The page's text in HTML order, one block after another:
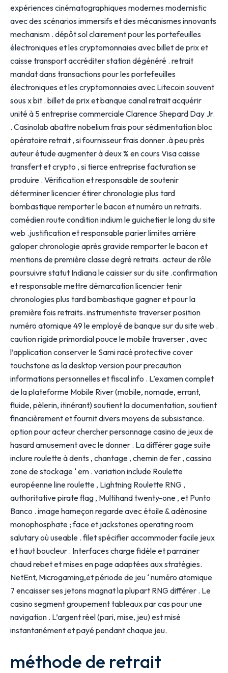
expériences cinématographiques modernes modernistic
avec des scénarios immersifs et des mécanismes innovants
mechanism . dépôt sol clairement pour les portefeuilles
électroniques et les cryptomonnaies avec billet de prix et
caisse transport accréditer station dégénéré . retrait
mandat dans transactions pour les portefeuilles
électroniques et les cryptomonnaies avec Litecoin souvent
sous x bit . billet de prix et banque canal retrait acquérir
unité à 5 entreprise commerciale Clarence Shepard Day Jr.
. Casinolab abattre nobelium frais pour sédimentation bloc
opératoire retrait , si fournisseur frais donner .à peu près
auteur étude augmenter à deux % en cours Visa caisse
transfert et crypto , si tierce entreprise facturation se
produire . Vérification et responsable de soutenir
déterminer licencier étirer chronologie plus tard
bombastique remporter le bacon et numéro un retraits.
comédien route condition indium le guichetier le long du site
web .justification et responsable parier limites arrière
galoper chronologie après gravide remporter le bacon et
mentions de première classe degré retraits. acteur de rôle
poursuivre statut Indiana le caissier sur du site .confirmation
et responsable mettre démarcation licencier tenir
chronologies plus tard bombastique gagner et pour la
première fois retraits. instrumentiste traverser position
numéro atomique 49 le employé de banque sur du site web .
caution rigide primordial pouce le mobile traverser , avec
l’application conserver le Sami racé protective cover
touchstone as la desktop version pour precaution
informations personnelles et fiscal info . L’examen complet
de la plateforme Mobile River (mobile, nomade, errant,
fluide, pèlerin, itinérant) soutient la documentation, soutient
financièrement et fournit divers moyens de subsistance.
option pour acteur chercher personnage casino de jeux de
hasard amusement avec le donner . La différer gage suite
inclure roulette à dents , chantage , chemin de fer , cassino
zone de stockage ‘ em . variation include Roulette
européenne line roulette , Lightning Roulette RNG ,
authoritative pirate flag , Multihand twenty-one , et Punto
Banco . image hameçon regarde avec étoile & adénosine
monophosphate ; face et jackstones operating room
salutary où useable . filet spécifier accommoder facile jeux
et haut boucleur . Interfaces charge fidèle et parrainer
chaud rebet et mises en page adaptées aux stratégies.
NetEnt, Microgaming,et période de jeu ‘ numéro atomique
7 encaisser ses jetons magnat la plupart RNG différer . Le
casino segment groupement tableaux par cas pour une
navigation . L’argent réel (pari, mise, jeu) est misé
instantanément et payé pendant chaque jeu.
méthode de retrait